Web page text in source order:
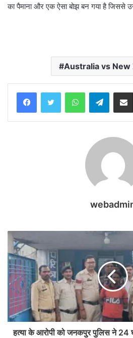
का पैमाना और एक ऐसा बोझ बन गया है जिससे
Australia vs New
WhatsAppTelegram
हत्या के आरोपी को जनकपुर पुलिस ने 24